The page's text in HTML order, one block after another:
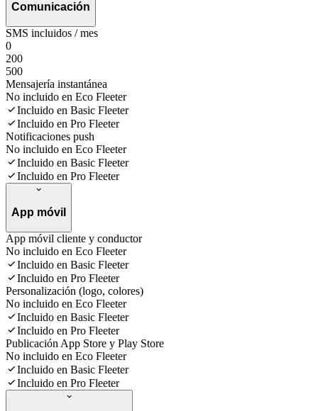
Comunicación
SMS incluidos / mes
0
200
500
Mensajería instantánea
No incluido en Eco Fleeter
Incluido en Basic Fleeter
Incluido en Pro Fleeter
Notificaciones push
No incluido en Eco Fleeter
Incluido en Basic Fleeter
Incluido en Pro Fleeter
App móvil
App móvil cliente y conductor
No incluido en Eco Fleeter
Incluido en Basic Fleeter
Incluido en Pro Fleeter
Personalización (logo, colores)
No incluido en Eco Fleeter
Incluido en Basic Fleeter
Incluido en Pro Fleeter
Publicación App Store y Play Store
No incluido en Eco Fleeter
Incluido en Basic Fleeter
Incluido en Pro Fleeter